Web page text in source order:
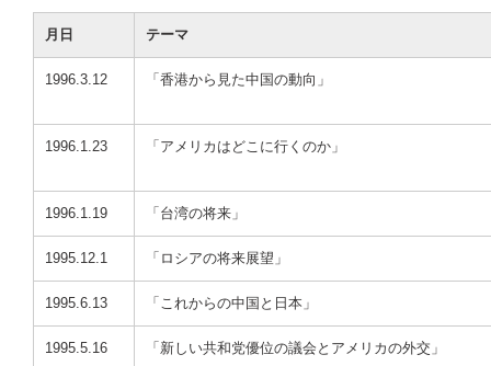
月日 テーマ
1996.3.12 「香港から見た中国の動向」
1996.1.23 「アメリカはどこに行くのか」
1996.1.19 「台湾の将来」
1995.12.1 「ロシアの将来展望」
1995.6.13 「これからの中国と日本」
1995.5.16 「新しい共和党優位の議会とアメリカの外交」